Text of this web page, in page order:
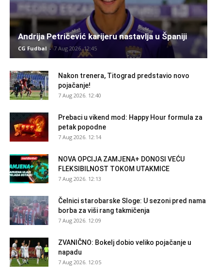
Andrija Petričević karijeru nastavlja u Španiji
CG Fudbal - 7 Aug 2026. 12:45
Nakon trenera, Titograd predstavio novo
pojačanje!
7 Aug 2026. 12:40
Prebaci u vikend mod: Happy Hour formula za
petak popodne
7 Aug 2026. 12:14
NOVA OPCIJA ZAMJENA+ DONOSI VEĆU
FLEKSIBILNOST TOKOM UTAKMICE
7 Aug 2026. 12:13
Čelnici starobarske Sloge: U sezoni pred nama
borba za viši rang takmičenja
7 Aug 2026. 12:09
ZVANIČNO: Bokelj dobio veliko pojačanje u
napadu
7 Aug 2026. 12:05